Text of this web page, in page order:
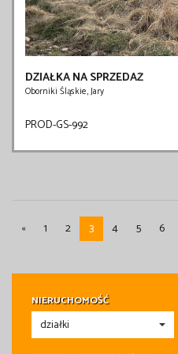
DZIAŁKA NA SPRZEDAŻ
Oborniki Śląskie, Jary
PROD-GS-992
« 1 2 3 4 5 6
NIERUCHOMOŚĆ